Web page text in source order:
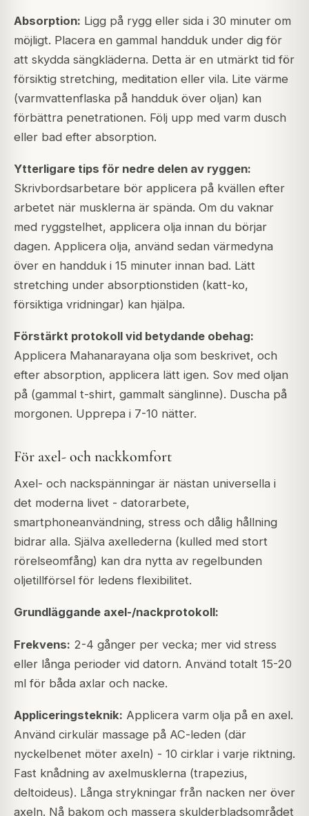
Absorption: Ligg på rygg eller sida i 30 minuter om
möjligt. Placera en gammal handduk under dig för
att skydda sängkläderna. Detta är en utmärkt tid för
försiktig stretching, meditation eller vila. Lite värme
(varmvattenflaska på handduk över oljan) kan
förbättra penetrationen. Följ upp med varm dusch
eller bad efter absorption.
Ytterligare tips för nedre delen av ryggen:
Skrivbordsarbetare bör applicera på kvällen efter
arbetet när musklerna är spända. Om du vaknar
med ryggstelhet, applicera olja innan du börjar
dagen. Applicera olja, använd sedan värmedyna
över en handduk i 15 minuter innan bad. Lätt
stretching under absorptionstiden (katt-ko,
försiktiga vridningar) kan hjälpa.
Förstärkt protokoll vid betydande obehag:
Applicera Mahanarayana olja som beskrivet, och
efter absorption, applicera lätt igen. Sov med oljan
på (gammal t-shirt, gammalt sänglinne). Duscha på
morgonen. Upprepa i 7-10 nätter.
För axel- och nackkomfort
Axel- och nackspänningar är nästan universella i
det moderna livet - datorarbete,
smartphoneanvändning, stress och dålig hållning
bidrar alla. Själva axellederna (kulled med stort
rörelseomfång) kan dra nytta av regelbunden
oljetillförsel för ledens flexibilitet.
Grundläggande axel-/nackprotokoll:
Frekvens: 2-4 gånger per vecka; mer vid stress
eller långa perioder vid datorn. Använd totalt 15-20
ml för båda axlar och nacke.
Appliceringsteknik: Applicera varm olja på en axel.
Använd cirkulär massage på AC-leden (där
nyckelbenet möter axeln) - 10 cirklar i varje riktning.
Fast knådning av axelmusklerna (trapezius,
deltoideus). Långa strykningar från nacken ner över
axeln. Nå bakom och massera skulderbladsområdet